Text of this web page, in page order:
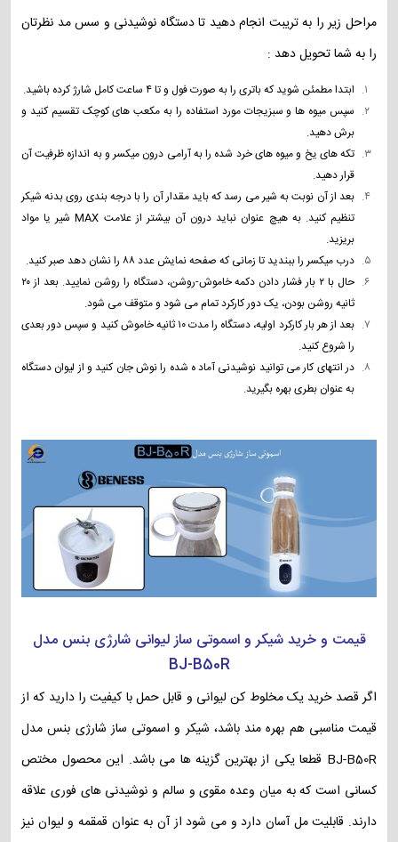
مراحل زیر را به تریبت انجام دهید تا دستگاه نوشیدنی و سس مد نظرتان
را به شما تحویل دهد :
ابتدا مطمئن شوید که باتری را به صورت فول و تا ۴ ساعت کامل شارژ کرده باشید.
سپس میوه ها و سبزیجات مورد استفاده را به مکعب های کوچک تقسیم کنید و
برش دهید.
تکه های یخ و میوه های خرد شده را به آرامی درون میکسر و به اندازه ظرفیت آن
قرار دهید.
بعد از آن نوبت به شیر می رسد که باید مقدار آن را با درجه بندی روی بدنه شیکر
تنظیم کنید. به هیچ عنوان نباید درون آن بیشتر از علامت MAX شیر یا مواد
بریزید.
درب میکسر را ببندید تا زمانی که صفحه نمایش عدد ۸۸ را نشان دهد صبر کنید.
حال با ۲ بار فشار دادن دکمه خاموش-روشن، دستگاه را روشن نمایید. بعد از ۲۰
ثانیه روشن بودن، یک دور کارکرد تمام می شود و متوقف می شود.
بعد از هر بار کارکرد اولیه، دستگاه را مدت ۱۰ ثانیه خاموش کنید و سپس دور بعدی
را شروع کنید.
در انتهای کار می توانید نوشیدنی آماد ه شده را نوش جان کنید و از لیوان دستگاه
به عنوان بطری بهره بگیرید.
قیمت و خرید شیکر و اسموتی ساز لیوانی شارژی بنس مدل
BJ-B50R
اگر قصد خرید یک مخلوط کن لیوانی و قابل حمل با کیفیت را دارید که از
قیمت مناسبی هم بهره مند باشد، شیکر و اسموتی ساز شارژی بنس مدل
BJ-B50R قطعا یکی از بهترین گزینه ها می باشد. این محصول مختص
کسانی است که به میان وعده مقوی و سالم و نوشیدنی های فوری علاقه
دارند. قابلیت مل آسان دارد و می شود از آن به عنوان قمقمه و لیوان نیز